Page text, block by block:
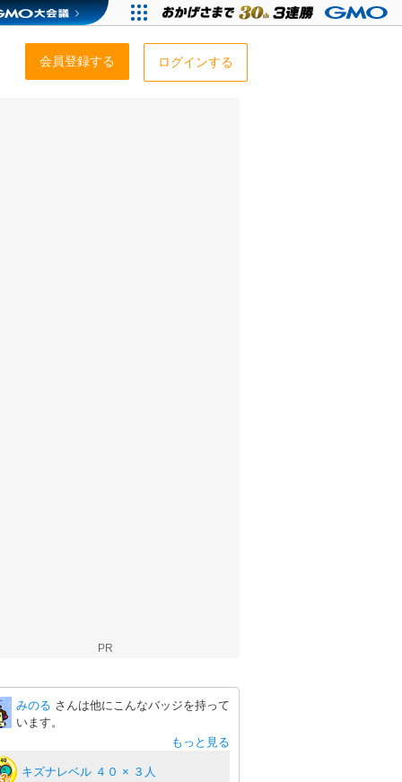
会員登録する ログインする
PR
みのる さんは他にこんなバッジを持って
います。
もっと見る
キズナレベル ４０ × ３人